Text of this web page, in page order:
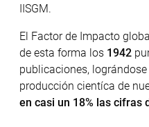
IISGM.
El Factor de Impacto
de esta forma los 1942
publicaciones,
producción cientíca de
en casi un 18% las cifras